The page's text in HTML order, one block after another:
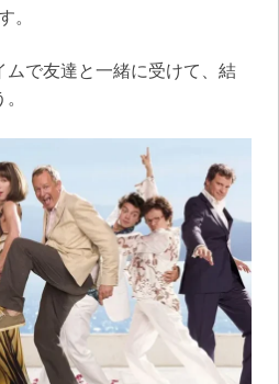
。
ムで友達と一緒に受けて、結